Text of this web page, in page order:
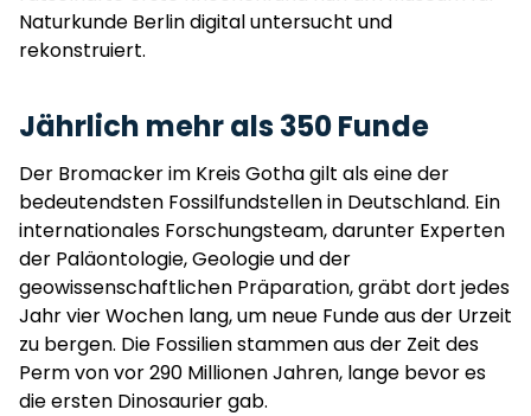
Naturkunde Berlin digital untersucht und
rekonstruiert.
Jährlich mehr als 350 Funde
Der Bromacker im Kreis Gotha gilt als eine der
bedeutendsten Fossilfundstellen in Deutschland. Ein
internationales Forschungsteam, darunter Experten
der Paläontologie, Geologie und der
geowissenschaftlichen Präparation, gräbt dort jedes
Jahr vier Wochen lang, um neue Funde aus der Urzeit
zu bergen. Die Fossilien stammen aus der Zeit des
Perm von vor 290 Millionen Jahren, lange bevor es
die ersten Dinosaurier gab.